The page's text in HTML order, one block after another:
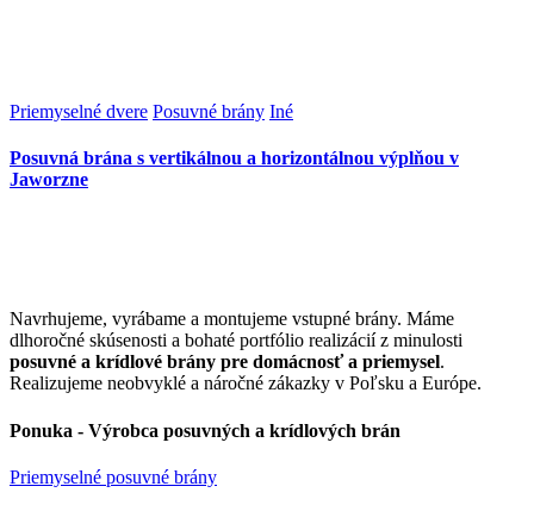
Priemyselné dvere Posuvné brány Iné
Posuvná brána s vertikálnou a horizontálnou výplňou v
Jaworzne
Navrhujeme, vyrábame a montujeme vstupné brány. Máme
dlhoročné skúsenosti a bohaté portfólio realizácií z minulosti
posuvné a krídlové brány pre domácnosť a priemysel.
Realizujeme neobvyklé a náročné zákazky v Poľsku a Európe.
Ponuka - Výrobca posuvných a krídlových brán
Priemyselné posuvné brány